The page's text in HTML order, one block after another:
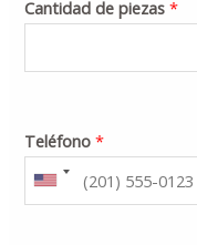
Cantidad de piezas*
Teléfono*